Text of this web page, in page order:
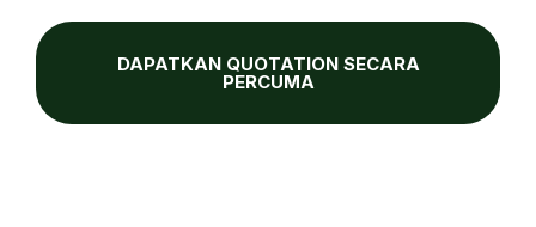
DAPATKAN QUOTATION SECARA
PERCUMA